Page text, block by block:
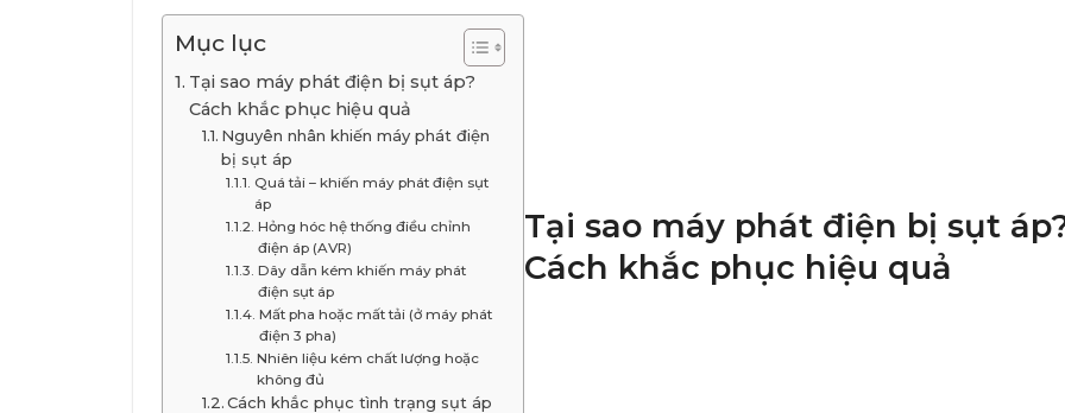
Mục lục
Tại sao máy phát điện bị sụt áp?
Cách khắc phục hiệu quả
Nguyên nhân khiến máy phát điện
bị sụt áp
Quá tải – khiến máy phát điện sụt
áp
Hỏng hóc hệ thống điều chỉnh
điện áp (AVR)
Dây dẫn kém khiến máy phát
điện sụt áp
Mất pha hoặc mất tải (ở máy phát
điện 3 pha)
Nhiên liệu kém chất lượng hoặc
không đủ
Cách khắc phục tình trạng sụt áp
Tại sao máy phát điện bị sụt
Cách khắc phục hiệu quả